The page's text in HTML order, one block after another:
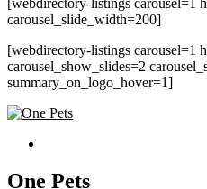
carousel_slide_width=200]
[webdirectory-listings carousel=1
carousel_show_slides=2
summary_on_logo_hover=1]
One Pets